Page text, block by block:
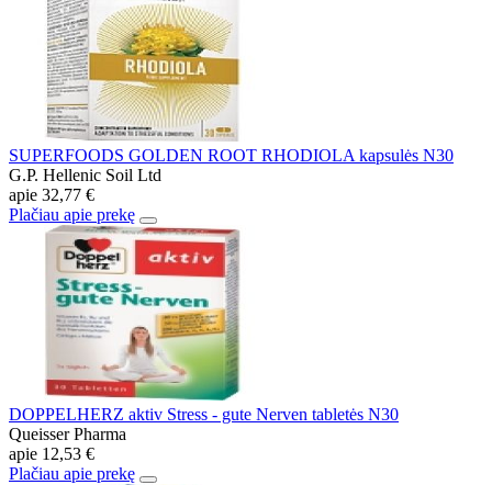
SUPERFOODS GOLDEN ROOT RHODIOLA kapsulės N30
G.P. Hellenic Soil Ltd
apie 32,77 €
Plačiau apie prekę
DOPPELHERZ aktiv Stress - gute Nerven tabletės N30
Queisser Pharma
apie 12,53 €
Plačiau apie prekę